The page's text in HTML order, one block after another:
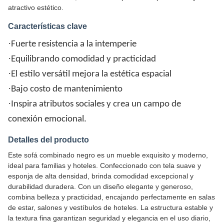
atractivo estético.
Características clave
·Fuerte resistencia a la intemperie
·Equilibrando comodidad y practicidad
·El estilo versátil mejora la estética espacial
·Bajo costo de mantenimiento
·Inspira atributos sociales y crea un campo de
conexión emocional.
Detalles del producto
Este sofá combinado negro es un mueble exquisito y moderno,
ideal para familias y hoteles. Confeccionado con tela suave y
esponja de alta densidad, brinda comodidad excepcional y
durabilidad duradera. Con un diseño elegante y generoso,
combina belleza y practicidad, encajando perfectamente en salas
de estar, salones y vestíbulos de hoteles. La estructura estable y
la textura fina garantizan seguridad y elegancia en el uso diario,